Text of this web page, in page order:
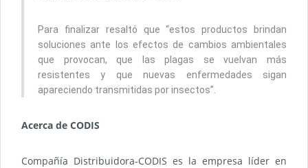
Para finalizar resaltó que “estos productos brindan
soluciones ante los efectos de cambios ambientales
que provocan, que las plagas se vuelvan más
resistentes y que nuevas enfermedades sigan
apareciendo transmitidas por insectos”.
Acerca de CODIS
Compañía Distribuidora-CODIS es la empresa líder en